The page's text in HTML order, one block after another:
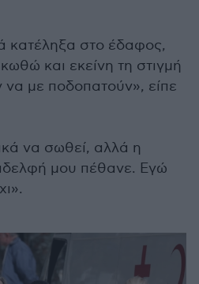
κατέληξα στο έδαφος,
και εκείνη τη στιγμή
να με ποδοπατούν», είπε
να σωθεί, αλλά η
μου πέθανε. Εγώ